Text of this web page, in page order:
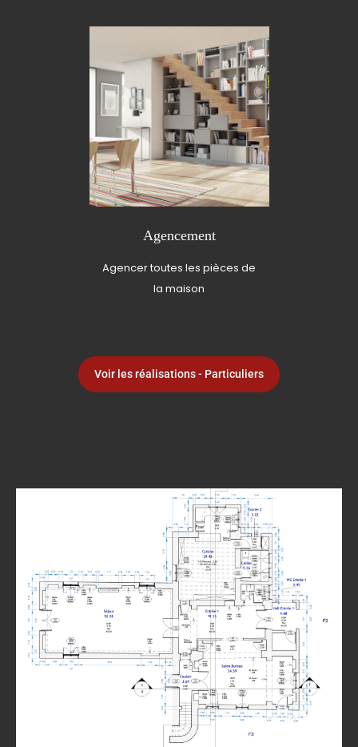
Agencement
Agencer toutes les pièces de
la maison
Voir les réalisations - Particuliers